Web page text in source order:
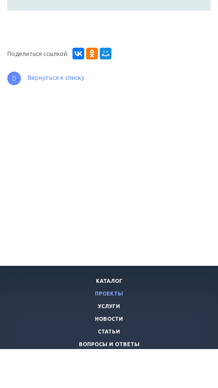
Поделиться ссылкой:
Вернуться к списку
КАТАЛОГ
ПРОЕКТЫ
УСЛУГИ
НОВОСТИ
СТАТЬИ
ВОПРОСЫ И ОТВЕТЫ